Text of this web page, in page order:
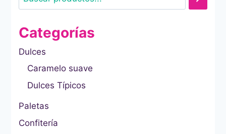
Categorías
Dulces
Caramelo suave
Dulces Típicos
Paletas
Confitería